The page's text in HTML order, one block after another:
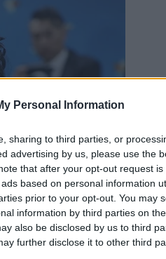
Personal Information
sharing to third parties, or
advertising by us, please use the
that after your opt-out request
based on personal information
prior to your opt-out. You may
information by third parties on
also be disclosed by us to third
further disclose it to other third